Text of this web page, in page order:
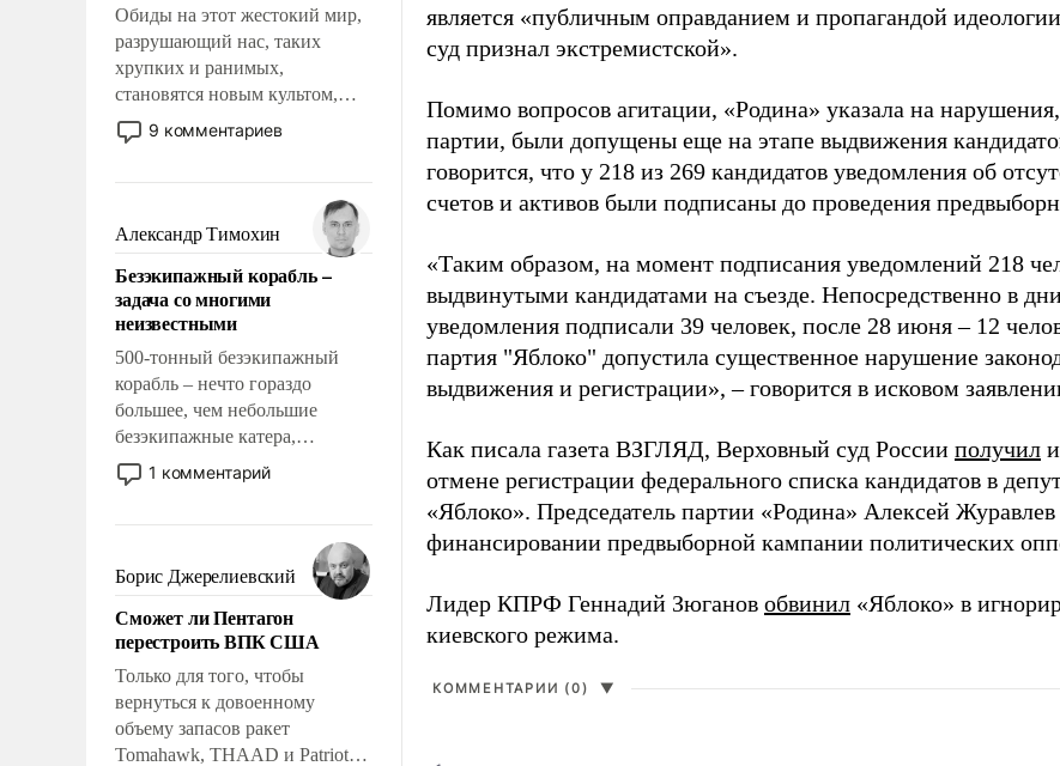
Обиды на этот жестокий мир,
разрушающий нас, таких
хрупких и ранимых,
становятся новым культом,
постепенно вытесняя и
отменяя традиционное
мужественным и твердым под
ударами судьбы, брать на себя
ответственность, помогать
слабым, идти вперед и
адаптироваться.
9 комментариев
Александр Тимохин
Безэкипажный корабль –
задача со многими
неизвестными
500-тонный безэкипажный
корабль – нечто гораздо
большее, чем небольшие
безэкипажные катера,
применение которых уже
стало обыденностью. Задача по
сложна и амбициозна. Однако
и ее реализация радикально
поднимет наши боевые
возможности.
1 комментарий
Борис Джерелиевский
Сможет ли Пентагон
перестроить ВПК США
Только для того, чтобы
вернуться к довоенному
объему запасов ракет
Tomahawk, THAAD и Patriot
является «публичным оправданием и пропагандой
суд признал экстремистской».
Помимо вопросов агитации, «Родина» указала на
партии, были допущены еще на этапе выдвижения
говорится, что у 218 из 269 кандидатов уведомления об
счетов и активов были подписаны до проведения
«Таким образом, на момент подписания уведомлений 218
выдвинутыми кандидатами на съезде. Непосредственно в
уведомления подписали 39 человек, после 28 июня – 12
партия "Яблоко" допустила существенное нарушение
выдвижения и регистрации», – говорится в исковом
Как писала газета ВЗГЛЯД, Верховный суд России получил
отмене регистрации федерального списка кандидатов в
«Яблоко». Председатель партии «Родина» Алексей Журавлев
финансировании предвыборной кампании политических
Лидер КПРФ Геннадий Зюганов обвинил «Яблоко» в
киевского режима.
КОММЕНТАРИИ (0) ▼